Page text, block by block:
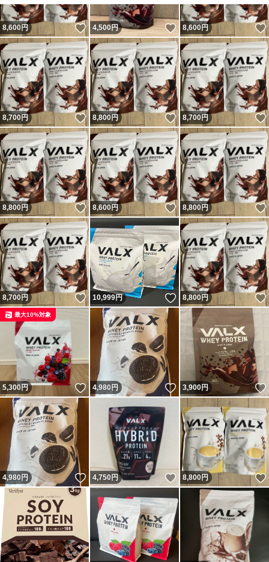
8,600円 いいね！
4,500円 いいね！
8,600円
8,700円 いいね！
8,800円 いいね！
8,700円
8,800円 いいね！
8,600円 いいね！
8,800円
8,700円 いいね！
10,999円 いいね！
8,800円
5,300円 いいね！
最大10%対象
4,980円 いいね！
3,900円
4,980円 いいね！
4,750円 いいね！
8,800円